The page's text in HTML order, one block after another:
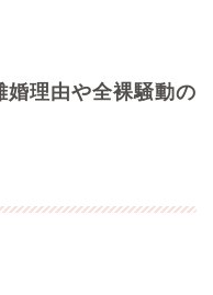
婚理由や全裸騒動の